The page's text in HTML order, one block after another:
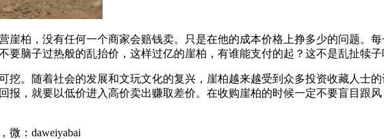
崖柏，没有任何一个商家会赔钱卖。只是在他的成本价格上挣多少的问题。
脑子过热般的乱抬价，这样过亿的崖柏，有谁能支付的起？这不是乱扯犊子
。随着社会的发展和文玩文化的复兴，崖柏越来越受到众多投资收藏人士
报，就要以低价进入高价卖出赚取差价。在收购崖柏的时候一定不要盲目跟
微：daweiyabai